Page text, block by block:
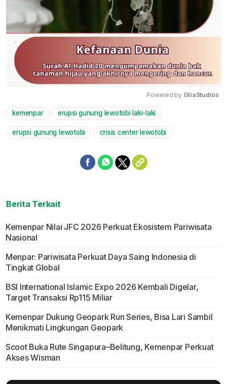
Powered by GliaStudios
kemenpar erupsi gunung lewotobi laki-laki
erupsi gunung lewotobi crisis center lewotobi
Berita Terkait
Kemenpar Nilai JFC 2026 Perkuat Ekosistem Pariwisata
Nasional
Menpar: Pariwisata Perkuat Daya Saing Indonesia di
Tingkat Global
BSI International Islamic Expo 2026 Kembali Digelar,
Target Transaksi Rp115 Miliar
Kemenpar Dukung Geopark Run Series, Bisa Lari Sambil
Menikmati Lingkungan Geopark
Scoot Buka Rute Singapura–Belitung, Kemenpar Perkuat
Akses Wisman